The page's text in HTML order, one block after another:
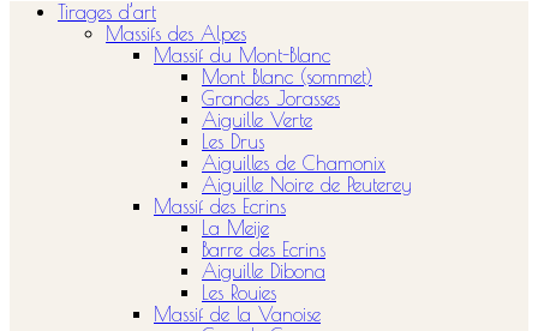
Tirages d’art
Massifs des Alpes
Massif du Mont-Blanc
Mont Blanc (sommet)
Grandes Jorasses
Aiguille Verte
Les Drus
Aiguilles de Chamonix
Aiguille Noire de Peuterey
Massif des Ecrins
La Meije
Barre des Ecrins
Aiguille Dibona
Les Rouies
Massif de la Vanoise